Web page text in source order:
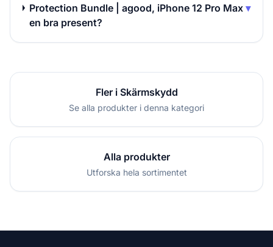
Protection Bundle | agood, iPhone 12 Pro Max
en bra present?
▾
Fler i Skärmskydd
Se alla produkter i denna kategori
Alla produkter
Utforska hela sortimentet